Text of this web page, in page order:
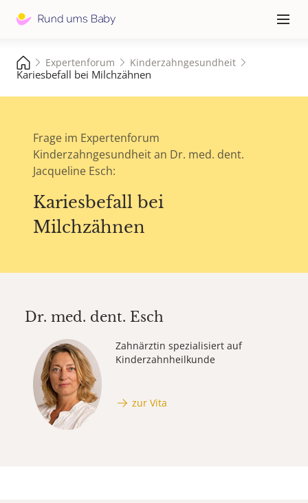
≡
Expertenforum Kinderzahngesundheit
Kariesbefall bei Milchzähnen
Frage im Expertenforum
Kinderzahngesundheit an Dr. med. dent.
Jacqueline Esch:
Kariesbefall bei
Milchzähnen
Dr. med. dent. Esch
Zahnärztin spezialisiert auf
Kinderzahnheilkunde
zur Vita